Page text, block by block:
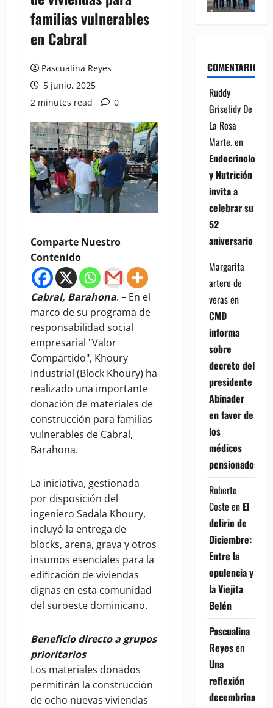
familias vulnerables
en Cabral
Pascualina Reyes
5 junio, 2025
2 minutes read
0
Comparte Nuestro
Contenido
Cabral, Barahona. – En el
marco de su programa de
responsabilidad social
empresarial "Valor
Compartido", Khoury
Industrial (Block Khoury) ha
realizado una importante
donación de materiales de
construcción para familias
vulnerables de Cabral,
Barahona.
La iniciativa, gestionada
por disposición del
ingeniero Sadala Khoury,
incluyó la entrega de
blocks, arena, grava y otros
insumos esenciales para la
edificación de viviendas
dignas en esta comunidad
del suroeste dominicano.
Beneficio directo a grupos
prioritarios
Los materiales donados
permitirán la construcción
de ocho nuevas viviendas
COMENTARIOS
Ruddy
Griselidy De
La Rosa
Marte.en
Endocrinología
y Nutrición
invita a
celebrar su
52
aniversario
Margarita
artero de
verasen
CMD
informa
sobre
decreto del
presidente
Abinader
en favor de
los
médicos
pensionados
Roberto
Coste en El
delirio de
Diciembre:
Entre la
opulencia y
la Viejita
Belén
Pascualina
Reyesen
Una
reflexión
decembrina